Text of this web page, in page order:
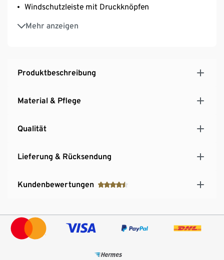
Windschutzleiste mit Druckknöpfen
Mehr anzeigen
Taille und Kapuze weitenverstellbar mit Kordelzug
und Stopper
Besonders weiche Softtouch-Qualität
Produktbeschreibung
Material & Pflege
Qualität
Lieferung & Rücksendung
Kundenbewertungen